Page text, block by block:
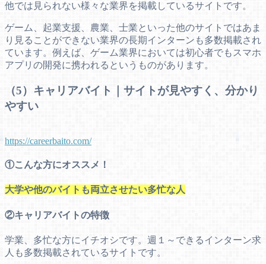
他では見られない様々な業界を掲載しているサイトです。
ゲーム、起業支援、農業、士業といった他のサイトではあま
り見ることができない業界の長期インターンも多数掲載され
ています。例えば、ゲーム業界においては初心者でもスマホ
アプリの開発に携われるというものがあります。
（5）キャリアバイト｜サイトが見やすく、分かり
やすい
https://careerbaito.com/
①こんな方にオススメ！
大学や他のバイトも両立させたい多忙な人
②キャリアバイトの特徴
学業、多忙な方にイチオシです。週１～できるインターン求
人も多数掲載されているサイトです。